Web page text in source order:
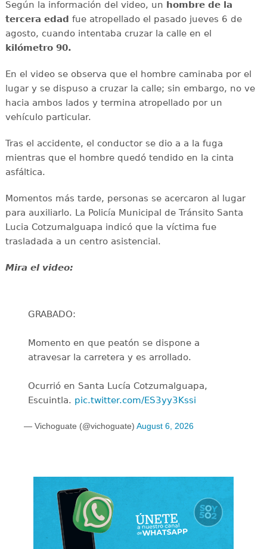
Según la información del video, un hombre de la
tercera edad fue atropellado el pasado jueves 6 de
agosto, cuando intentaba cruzar la calle en el
kilómetro 90.
En el video se observa que el hombre caminaba por el
lugar y se dispuso a cruzar la calle; sin embargo, no ve
hacia ambos lados y termina atropellado por un
vehículo particular.
Tras el accidente, el conductor se dio a a la fuga
mientras que el hombre quedó tendido en la cinta
asfáltica.
Momentos más tarde, personas se acercaron al lugar
para auxiliarlo. La Policía Municipal de Tránsito Santa
Lucia Cotzumalguapa indicó que la víctima fue
trasladada a un centro asistencial.
Mira el video:
GRABADO:
Momento en que peatón se dispone a
atravesar la carretera y es arrollado.
Ocurrió en Santa Lucía Cotzumalguapa,
Escuintla. pic.twitter.com/ES3yy3Kssi
— Vichoguate (@vichoguate) August 6, 2026